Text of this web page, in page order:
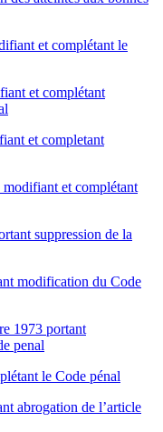
et complétant le
et complétant
et completant
et complétant
suppression de la
modification du Code
1973 portant
penal
le Code pénal
abrogation de l’article